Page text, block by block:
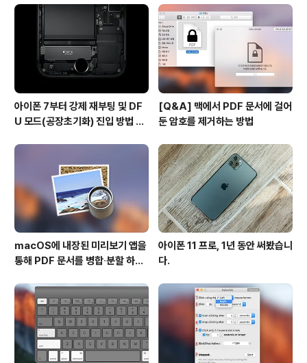
아이폰 7부터 강제 재부팅 및 DF
U 모드(공장초기화) 진입 방법 변
[Q&A] 맥에서 PDF 문서에 걸어
둔 암호를 제거하는 방법
macOS에 내장된 미리보기 앱을
통해 PDF 문서를 병합∙분할 하는
아이폰 11 프로, 1년 동안 써봤습니
다.